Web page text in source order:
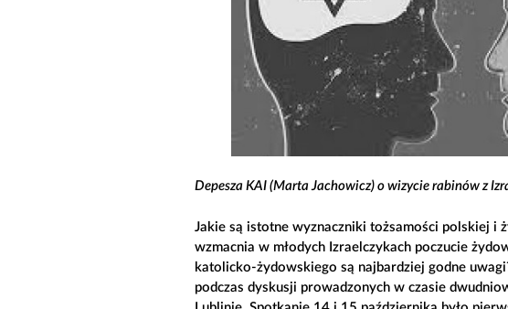
Depesza KAI (Marta Jachowicz) o wizycie rabinów z
Jakie są istotne wyznaczniki tożsamości polskiej i
wzmacnia w młodych Izraelczykach poczucie
katolicko-żydowskiego są najbardziej godne
podczas dyskusji prowadzonych w czasie